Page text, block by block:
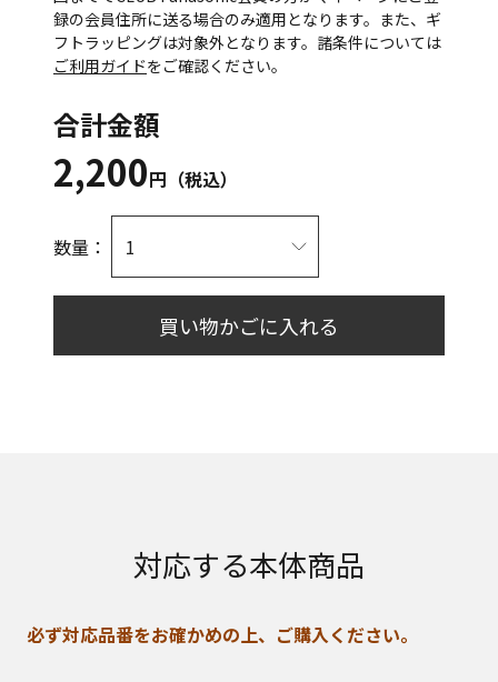
録の会員住所に送る場合のみ適用となります。また、ギ
フトラッピングは対象外となります。諸条件については
ご利用ガイドをご確認ください。
合計金額
2,200円（税込）
数量：
買い物かごに入れる
対応する本体商品
必ず対応品番をお確かめの上、ご購入ください。